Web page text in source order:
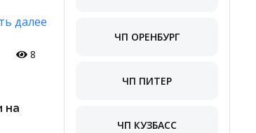
далее
8
на
ЧП ОРЕНБУРГ
ЧП ПИТЕР
ЧП КУЗБАСС